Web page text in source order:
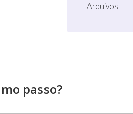
Arquivos.
passo?